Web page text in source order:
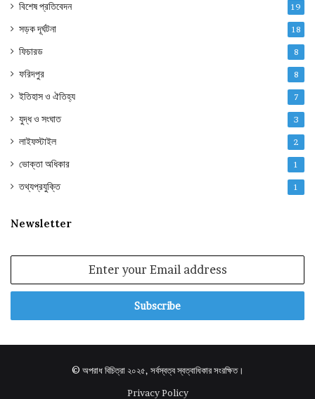
বিশেষ প্রতিবেদন 19
সড়ক দূর্ঘটনা 18
ফিচারড 8
ফরিদপুর 8
ইতিহাস ও ঐতিহ্য 7
যুদ্ধ ও সংঘাত 3
লাইফস্টাইল 2
ভোক্তা অধিকার 1
তথ্যপ্রযুক্তি 1
Newsletter
Email
© অপরাধ বিচিত্রা ২০২৫, সর্বস্বত্ব স্বত্বাধিকার সংরক্ষিত।
Privacy Policy